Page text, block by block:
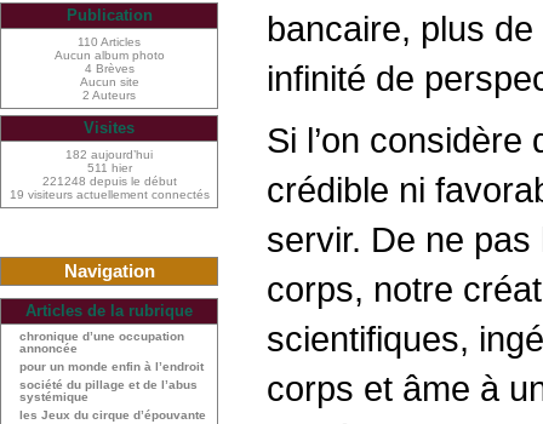
bancaire, plus
infinité de
Si l’on
crédible ni
servir. De ne
corps, notre
scientifiques,
corps et âme à
Publication
110 Articles
Aucun album photo
4 Brèves
Aucun site
2 Auteurs
Visites
182 aujourd’hui
511 hier
221248 depuis le début
19 visiteurs actuellement connectés
Navigation
Articles de la rubrique
chronique d’une occupation
annoncée
pour un monde enfin à l’endroit
société du pillage et de l’abus
systémique
les Jeux du cirque d’épouvante